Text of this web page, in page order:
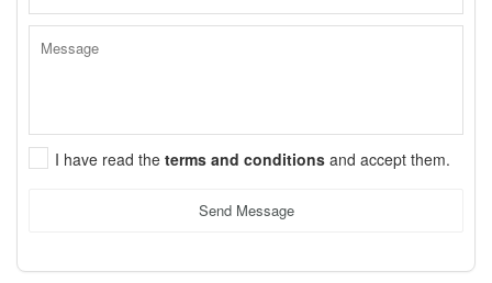
I have read the terms and conditions and accept them.
Send Message